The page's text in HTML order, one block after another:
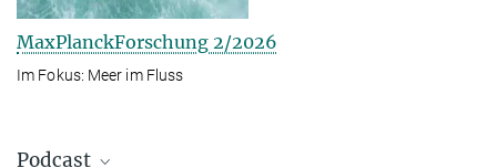
MaxPlanckForschung 2/2026
Im Fokus: Meer im Fluss
Podcast